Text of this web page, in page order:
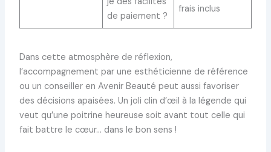
de paiement ?
frais inclus
Dans cette atmosphère de réflexion,
l’accompagnement par une esthéticienne de référence
ou un conseiller en Avenir Beauté peut aussi favoriser
des décisions apaisées. Un joli clin d’œil à la légende qui
veut qu’une poitrine heureuse soit avant tout celle qui
fait battre le cœur… dans le bon sens !